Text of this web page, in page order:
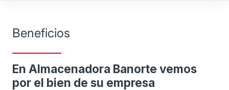
Beneficios
En Almacenadora Banorte vemos
por el bien de su empresa